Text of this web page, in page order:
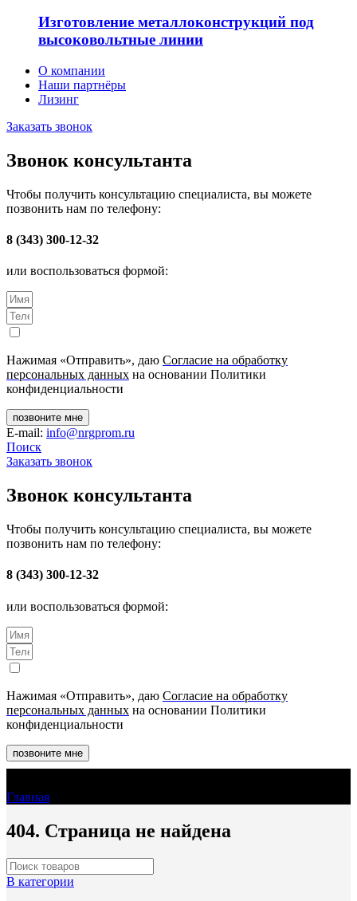
Изготовление металлоконструкций под
высоковольтные линии
О компании
Наши партнёры
Лизинг
Заказать звонок
Звонок консультанта
Чтобы получить консультацию специалиста, вы можете
позвонить нам по телефону:
8 (343) 300-12-32
или воспользоваться формой:
Нажимая «Отправить», даю Согласие на обработку
персональных данных на основании Политики
конфиденциальности
позвоните мне
E-mail: info@nrgprom.ru
Поиск
Заказать звонок
Звонок консультанта
Чтобы получить консультацию специалиста, вы можете
позвонить нам по телефону:
8 (343) 300-12-32
или воспользоваться формой:
Нажимая «Отправить», даю Согласие на обработку
персональных данных на основании Политики
конфиденциальности
позвоните мне
Главная
404. Страница не найдена
В категории